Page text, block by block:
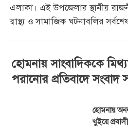
এলাকা। এই উপজেলার স্থানীয়
স্বাস্থ্য ও সামাজিক ঘটনাবলির
হোমনায় সাংবাদিককে
পরানোর প্রতিবাদে সংবাদ
হোমনায়
খুইয়ে